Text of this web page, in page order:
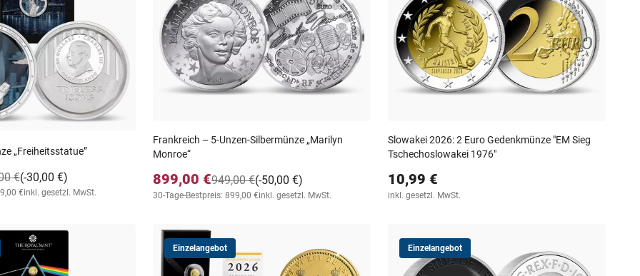
„Freiheitsstatue”
(-30,00 €)
€
€inkl. gesetzl. MwSt.
Frankreich – 5-Unzen-Silbermünze „Marilyn
Monroe“
899,00 € (-50,00 €)
949,00 €
30-Tage-Bestpreis: 899,00 €inkl. gesetzl. MwSt.
Slowakei 2026: 2 Euro Gedenkmünze "EM Sieg
Tschechoslowakei 1976"
10,99 €
inkl. gesetzl. MwSt.
Einzelangebot Einzelangebot